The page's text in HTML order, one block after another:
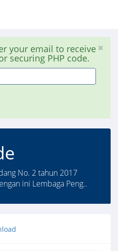
your email to receive
securing PHP code.
No. 2 tahun 2017
ini Lembaga Peng..